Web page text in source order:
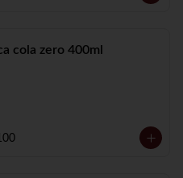
cola zero 400ml